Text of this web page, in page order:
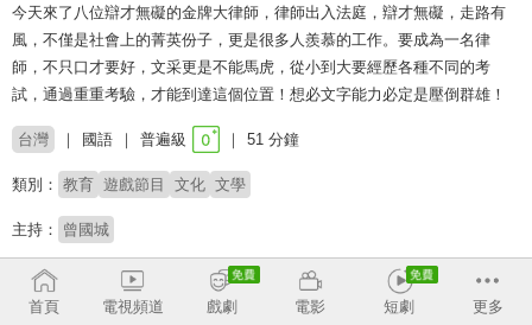
今天來了八位辯才無礙的金牌大律師，律師出入法庭，辯才無礙，走路有
風，不僅是社會上的菁英份子，更是很多人羨慕的工作。要成為一名律
師，不只口才要好，文采更是不能馬虎，從小到大要經歷各種不同的考
試，通過重重考驗，才能到達這個位置！想必文字能力必定是壓倒群雄！
台灣 國語 普遍級 51 分鐘
類別： 教育 遊戲節目 文化 文學
主持： 曾國城
榮獲2015年 第50屆金鐘獎 綜合節目獎。 榮獲2023年 第
58屆金鐘獎 益智及實境節目主持人獎（曾國城）。
首頁 電視頻道 戲劇 電影 短劇 更多